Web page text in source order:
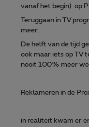
vanaf het begin) op
Teruggaan in TV
meer.
De helft van de tijd
ook maar iets op TV
nooit 100% meer
Reklameren in de
in realiteit kwam er